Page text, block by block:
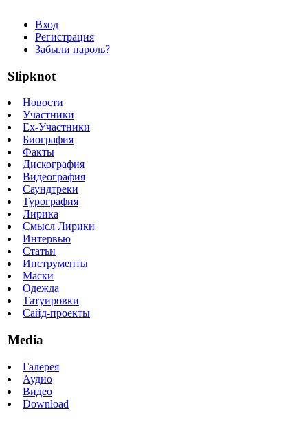
Вход
Регистрация
Забыли пароль?
Slipknot
Новости
Участники
Ex-Участники
Биография
Факты
Дискография
Видеография
Саундтреки
Турография
Лирика
Смысл Лирики
Интервью
Статьи
Инструменты
Маски
Одежда
Татуировки
Сайд-проекты
Media
Галерея
Аудио
Видео
Download